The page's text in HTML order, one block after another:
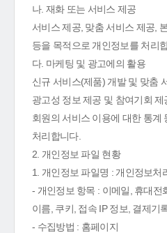
나. 재화 또는 서비스 제공
서비스 제공, 맞춤 서비스 제공,
등을 목적으로 개인정보를 처리
다. 마케팅 및 광고에의 활용
신규 서비스(제품) 개발 및 맞춤
광고성 정보 제공 및 참여기회
회원의 서비스 이용에 대한 통계
처리합니다.
2. 개인정보 파일 현황
1. 개인정보 파일명 : 개인정보처
- 개인정보 항목 : 이메일, 휴대전
이름, 쿠키, 접속 IP 정보, 결제기
- 수집방법 : 홈페이지